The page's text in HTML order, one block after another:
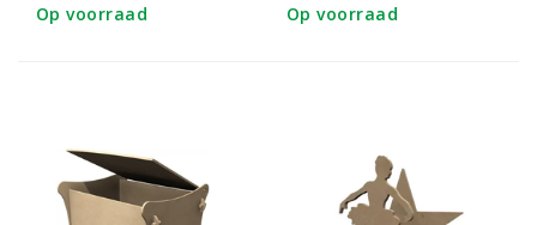
Op voorraad Op voorraad